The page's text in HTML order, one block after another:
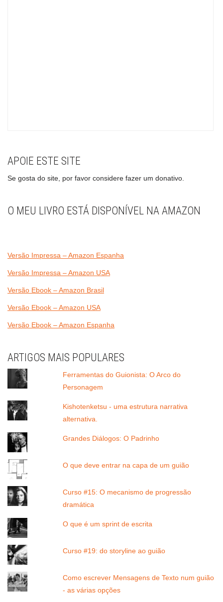
APOIE ESTE SITE
Se gosta do site, por favor considere fazer um donativo.
O MEU LIVRO ESTÁ DISPONÍVEL NA AMAZON
Versão Impressa – Amazon Espanha
Versão Impressa – Amazon USA
Versão Ebook – Amazon Brasil
Versão Ebook – Amazon USA
Versão Ebook – Amazon Espanha
ARTIGOS MAIS POPULARES
Ferramentas do Guionista: O Arco do
Personagem
Kishotenketsu - uma estrutura narrativa
alternativa.
Grandes Diálogos: O Padrinho
O que deve entrar na capa de um guião
Curso #15: O mecanismo de progressão
dramática
O que é um sprint de escrita
Curso #19: do storyline ao guião
Como escrever Mensagens de Texto num guião
- as várias opções